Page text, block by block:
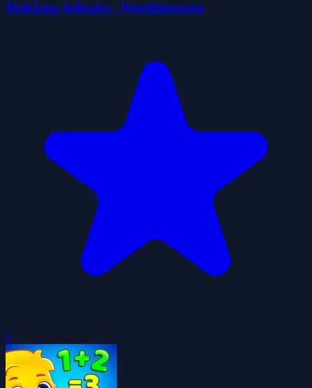
Mahjong Solitaire - Wereldtournee
0